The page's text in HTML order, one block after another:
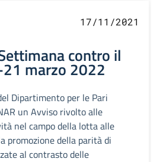
17/11/2021
contro il
marzo 2022
Dipartimento per le Pari
un Avviso rivolto alle
nel campo della lotta alle
promozione della parità di
al contrasto delle